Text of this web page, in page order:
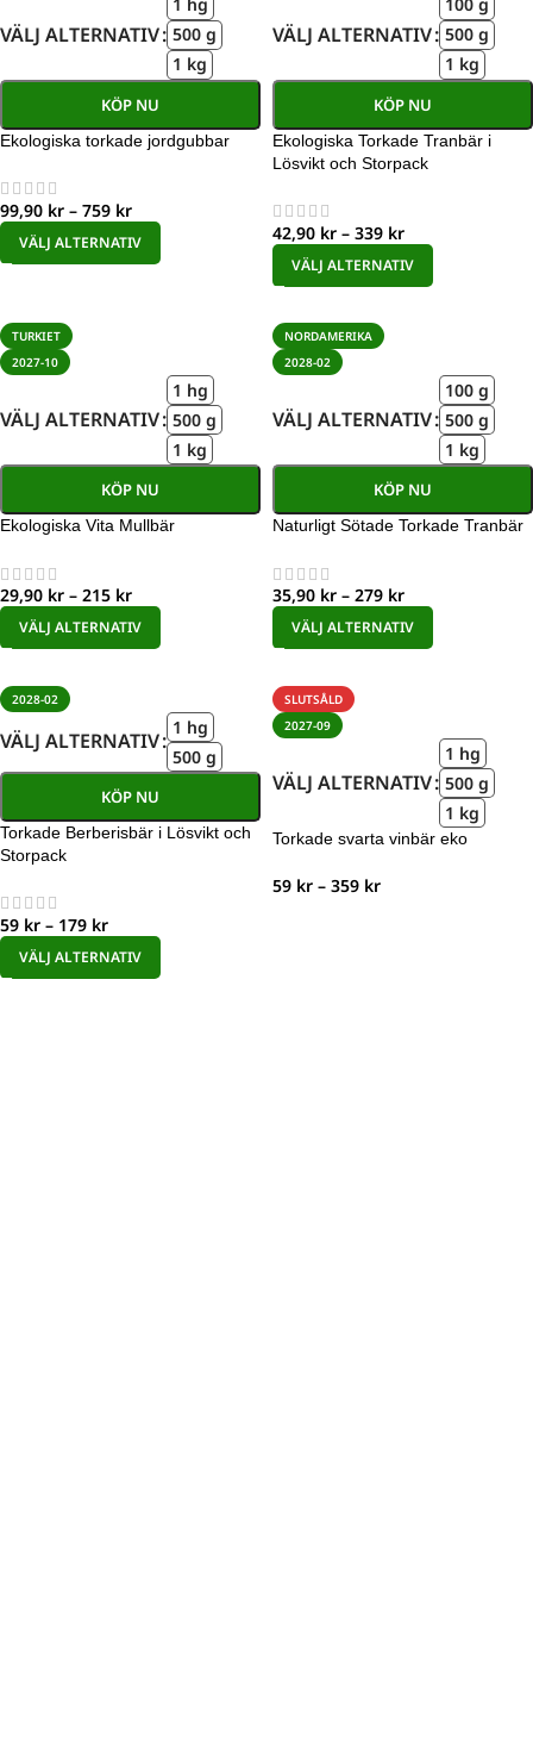
VÄLJ ALTERNATIV 500 g
1 kg
KÖP NU
Ekologiska torkade jordgubbar
99,90 kr – 759 kr
VÄLJ ALTERNATIV
VÄLJ ALTERNATIV 500 g
1 kg
KÖP NU
Ekologiska Torkade Tranbär i
Lösvikt och Storpack
42,90 kr – 339 kr
VÄLJ ALTERNATIV
TURKIET
2027-10
VÄLJ ALTERNATIV
1 hg
500 g
1 kg
KÖP NU
Ekologiska Vita Mullbär
29,90 kr – 215 kr
VÄLJ ALTERNATIV
NORDAMERIKA
2028-02
VÄLJ ALTERNATIV
100 g
500 g
1 kg
KÖP NU
Naturligt Sötade Torkade Tranbär
35,90 kr – 279 kr
VÄLJ ALTERNATIV
2028-02
VÄLJ ALTERNATIV
1 hg
500 g
KÖP NU
Torkade Berberisbär i Lösvikt och
Storpack
59 kr – 179 kr
VÄLJ ALTERNATIV
SLUTSÅLD
2027-09
VÄLJ ALTERNATIV
1 hg
500 g
1 kg
Torkade svarta vinbär eko
59 kr – 359 kr